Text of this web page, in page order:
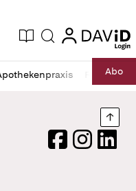
Ausgabe
Suche login
login
RechtAbo
FacebookInstagram